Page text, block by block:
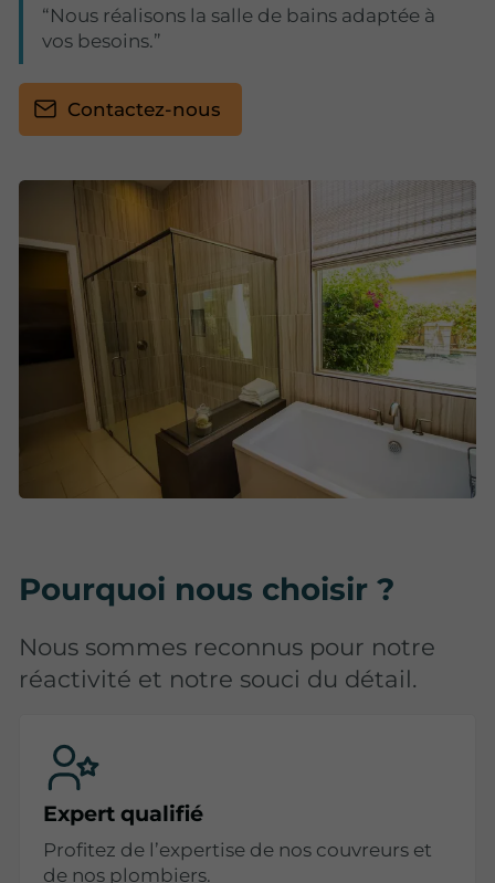
Nous réalisons la salle de bains adaptée à
vos besoins.
Contactez-nous
Pourquoi nous choisir ?
Nous sommes reconnus pour notre
réactivité et notre souci du détail.
Expert qualifié
Profitez de l’expertise de nos couvreurs et
de nos plombiers.